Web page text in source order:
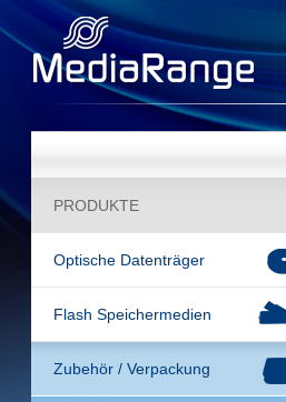
PRODUKTE
Optische Datenträger
Flash Speichermedien
Zubehör / Verpackung